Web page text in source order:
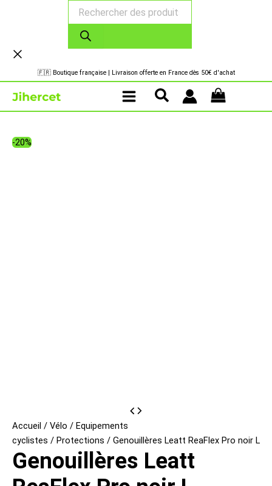
produits
🇫🇷 Boutique française | Livraison offerte en France dès 50€ d'achat
-20%
Accueil / Vélo / Equipements
cyclistes / Protections / Genouillères Leatt ReaFlex Pro noir L
Genouillères Leatt